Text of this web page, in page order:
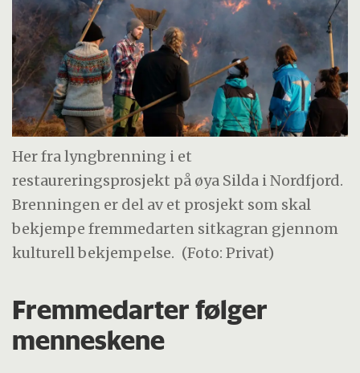
Her fra lyngbrenning i et
restaureringsprosjekt på øya Silda i Nordfjord.
Brenningen er del av et prosjekt som skal
bekjempe fremmedarten sitkagran gjennom
kulturell bekjempelse. (Foto: Privat)
Fremmedarter følger
menneskene